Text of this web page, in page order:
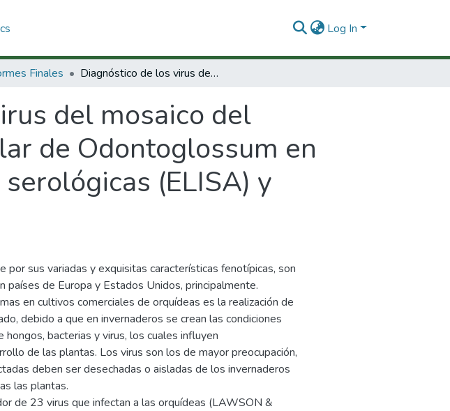
Log In
Finales Diagnóstico de los virus del mosaico del Cymhidium y de la mancha circular de Odontoglossum en orquídeas por medio de técnicas serológicas (ELISA) y moleculares (RT-PCR).
del mosaico del
de Odontoglossum en
(ELISA) y
por sus variadas y exquisitas características fenotípicas, son
países de Europa y Estados Unidos, principalmente.
en cultivos comerciales de orquídeas es la realización de
debido a que en invernaderos se crean las condiciones
bacterias y virus, los cuales influyen
de las plantas. Los virus son los de mayor preocupación,
deben ser desechadas o aisladas de los invernaderos
las plantas.
de 23 virus que infectan a las orquídeas (LAWSON &